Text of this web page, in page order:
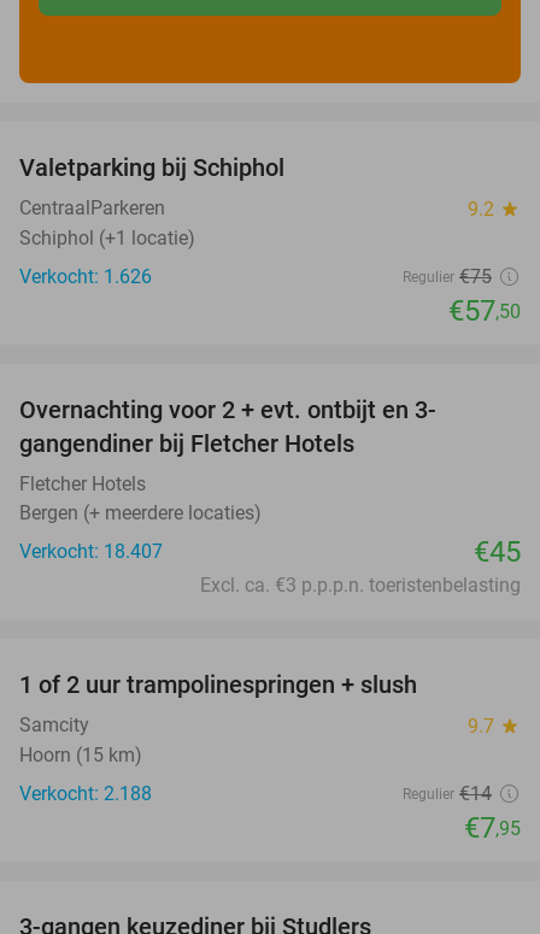
Valetparking bij Schiphol
CentraalParkeren 9.2 star
Schiphol (+1 locatie)
Verkocht: 1.626
Regulier €75
€57,50
Overnachting voor 2 + evt. ontbijt en 3-
gangendiner bij Fletcher Hotels
Fletcher Hotels
Bergen (+ meerdere locaties)
Verkocht: 18.407
€45
Excl. ca. €3 p.p.p.n. toeristenbelasting
1 of 2 uur trampolinespringen + slush
Samcity 9.7 star
Hoorn (15 km)
Verkocht: 2.188
Regulier €14
€7,95
3-gangen keuzediner bij Studlers